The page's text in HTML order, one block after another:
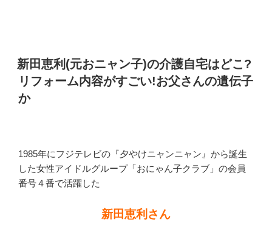
新田恵利(元おニャン子)の介護自宅はどこ?
リフォーム内容がすごい!お父さんの遺伝子
か
1985年にフジテレビの『夕やけニャンニャン』から誕生
した女性アイドルグループ「おにゃん子クラブ」の会員
番号４番で活躍した
新田恵利さん